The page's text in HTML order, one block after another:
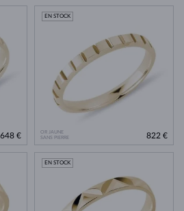
648 €
OR JAUNE
SANS PIERRE
EN STOCK
822 €
EN STOCK